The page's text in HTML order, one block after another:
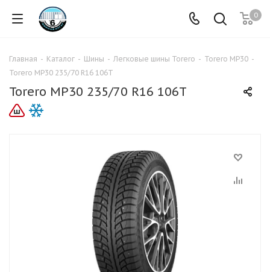
0
Главная - Каталог - Шины - Легковые шины Torero - Torero MP30 -
Torero MP30 235/70 R16 106T
Torero MP30 235/70 R16 106T